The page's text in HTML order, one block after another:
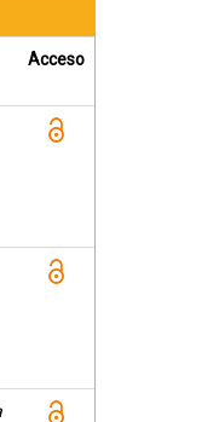
Acceso